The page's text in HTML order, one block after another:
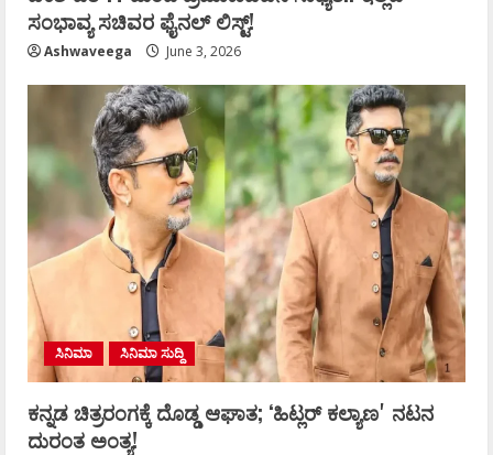
ಸಂಭಾವ್ಯ ಸಚಿವರ ಫೈನಲ್ ಲಿಸ್ಟ್‌!
Ashwaveega June 3, 2026
ಸಿನಿಮಾ ಸಿನಿಮಾ ಸುದ್ದಿ
ಕನ್ನಡ ಚಿತ್ರರಂಗಕ್ಕೆ ದೊಡ್ಡ ಆಘಾತ; ʻಹಿಟ್ಲರ್ ಕಲ್ಯಾಣʼ ನಟನ
ದುರಂತ ಅಂತ್ಯ!